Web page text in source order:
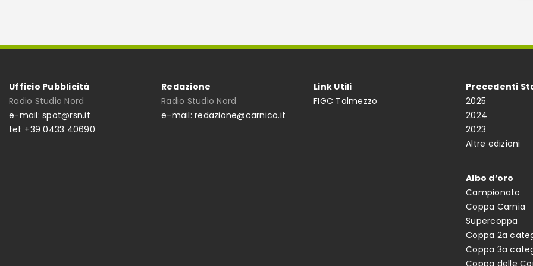
Ufficio Pubblicità
Radio Studio Nord
e-mail: spot@rsn.it
tel: +39 0433 40690
Redazione
Radio Studio Nord
e-mail: redazione@carnico.it
Link Utili
FIGC Tolmezzo
Precedenti
2025
2024
2023
Altre edizioni
Albo d’oro
Campionato
Coppa Carnia
Supercoppa
Coppa 2a
Coppa 3a
Coppa delle